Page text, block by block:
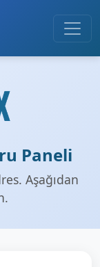
Paneli
Aşağıdan